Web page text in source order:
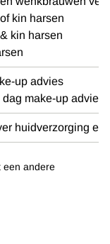
kin harsen
kin harsen
up advies
make-up advies
huidverzorging en
een andere